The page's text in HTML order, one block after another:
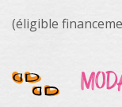
(éligible